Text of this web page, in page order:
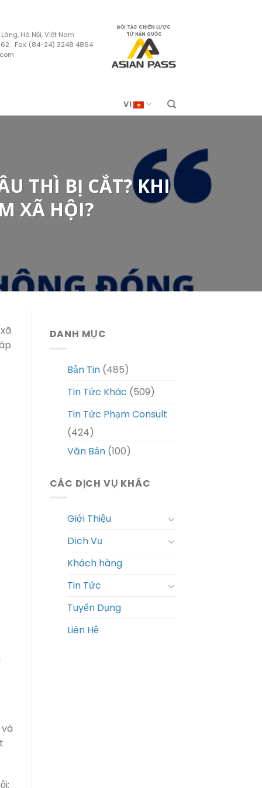
Hà Nội, Việt Nam
Fax: (84-24) 3248 4864
ĐỐI TÁC CHIẾN LƯỢC
TỪ HÀN QUỐC
VI
THÌ BỊ CẮT? KHI
XÃ HỘI?
DANH MỤC
Bản Tin(485)
Tin Tức Khác (509)
Tin Tức Phạm Consult
(424)
Văn Bản(100)
CÁC DỊCH VỤ KHÁC
Giới Thiệu
Dịch Vụ
Khách hàng
Tin Tức
Tuyển Dụng
Liên Hệ